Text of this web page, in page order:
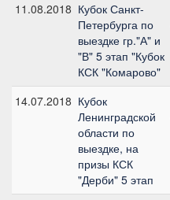
11.08.2018 Кубок Санкт-
Петербурга по
выездке гр."А" и
"В" 5 этап "Кубок
КСК "Комарово"
14.07.2018 Кубок
Ленинградской
области по
выездке, на
призы КСК
"Дерби" 5 этап